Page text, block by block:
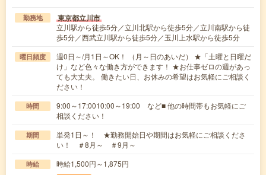
勤務地 東京都立川市
立川駅から徒歩5分／立川北駅から徒歩5分／立川南駅から徒
歩5分／西武立川駅から徒歩5分／玉川上水駅から徒歩5分
曜日頻度
週0日～/月1日～OK！ （月～日のあいだ） ★「土曜と日曜だ
け」など色々な働き方ができます！ ★お仕事ゼロの週があっ
ても大丈夫。 働きたい日、お休みの希望はお気軽にご相談く
ださい！
時間
9:00～17:0010:00～19:00 など■ 他の時間帯もお気軽にご
相談ください！
期間
単発1日～！ ★勤務開始日や期間はお気軽にご相談くださ
い！ ＃8月～ ＃9月～
時給 時給1,500円～1,875円